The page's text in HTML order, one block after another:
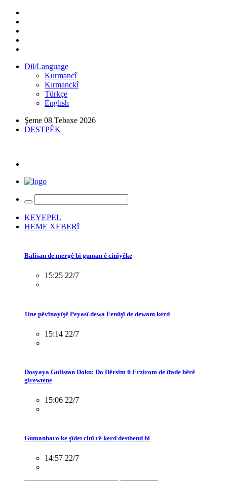
Dil/Language
Kurmancî
Kırmanckî
Türkçe
Englısh
Şeme 08 Tebaxe 2026
DESTPÊK
KEYEPEL
HEME XEBERî
Balîsan de mergê bi guman ê cinîyêke
15:25 22/7
1ine pêvînayîşê Peyasî dewa Fenûşî de dewam kerd
15:14 22/7
Dosyaya Gulistan Doku: Do Dêrsim û Erzirom de îfade bêrê
girewtene
15:06 22/7
Gumanbaro ke şîdet cinî rê kerd destbend bi
14:57 22/7